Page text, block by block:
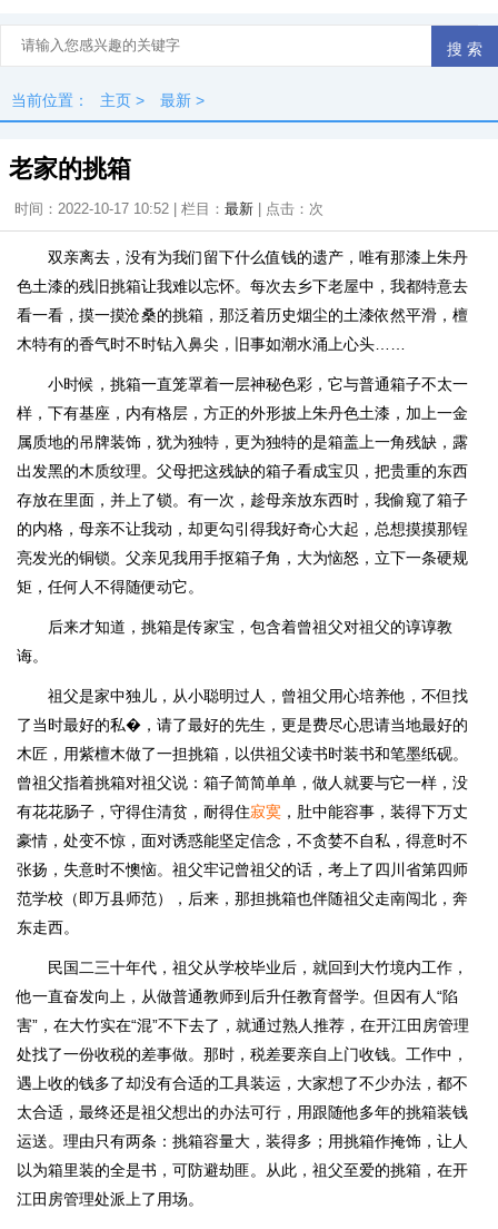
当前位置： 主页 > 最新 >
老家的挑箱
时间：2022-10-17 10:52 | 栏目： 最新 | 点击： 次
双亲离去，没有为我们留下什么值钱的遗产，唯有那漆上朱丹
色土漆的残旧挑箱让我难以忘怀。每次去乡下老屋中，我都特意去
看一看，摸一摸沧桑的挑箱，那泛着历史烟尘的土漆依然平滑，檀
木特有的香气时不时钻入鼻尖，旧事如潮水涌上心头……
小时候，挑箱一直笼罩着一层神秘色彩，它与普通箱子不太一
样，下有基座，内有格层，方正的外形披上朱丹色土漆，加上一金
属质地的吊牌装饰，犹为独特，更为独特的是箱盖上一角残缺，露
出发黑的木质纹理。父母把这残缺的箱子看成宝贝，把贵重的东西
存放在里面，并上了锁。有一次，趁母亲放东西时，我偷窥了箱子
的内格，母亲不让我动，却更勾引得我好奇心大起，总想摸摸那锃
亮发光的铜锁。父亲见我用手抠箱子角，大为恼怒，立下一条硬规
矩，任何人不得随便动它。
后来才知道，挑箱是传家宝，包含着曾祖父对祖父的谆谆教
诲。
祖父是家中独儿，从小聪明过人，曾祖父用心培养他，不但找
了当时最好的私�，请了最好的先生，更是费尽心思请当地最好的
木匠，用紫檀木做了一担挑箱，以供祖父读书时装书和笔墨纸砚。
曾祖父指着挑箱对祖父说：箱子简简单单，做人就要与它一样，没
有花花肠子，守得住清贫，耐得住寂寞 ，肚中能容事，装得下万丈
豪情，处变不惊，面对诱惑能坚定信念，不贪婪不自私，得意时不
张扬，失意时不懊恼。祖父牢记曾祖父的话，考上了四川省第四师
范学校（即万县师范），后来，那担挑箱也伴随祖父走南闯北，奔
东走西。
民国二三十年代，祖父从学校毕业后，就回到大竹境内工作，
他一直奋发向上，从做普通教师到后升任教育督学。但因有人“陷
害”，在大竹实在“混”不下去了，就通过熟人推荐，在开江田房管理
处找了一份收税的差事做。那时，税差要亲自上门收钱。工作中，
遇上收的钱多了却没有合适的工具装运，大家想了不少办法，都不
太合适，最终还是祖父想出的办法可行，用跟随他多年的挑箱装钱
运送。理由只有两条：挑箱容量大，装得多；用挑箱作掩饰，让人
以为箱里装的全是书，可防避劫匪。从此，祖父至爱的挑箱，在开
江田房管理处派上了用场。